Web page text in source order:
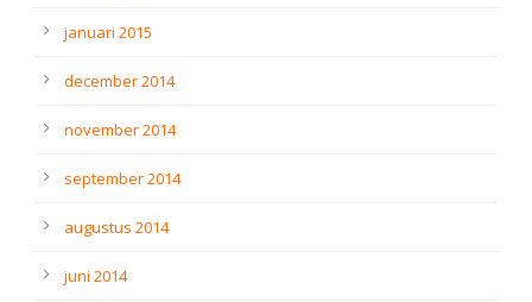
januari 2015
december 2014
november 2014
september 2014
augustus 2014
juni 2014